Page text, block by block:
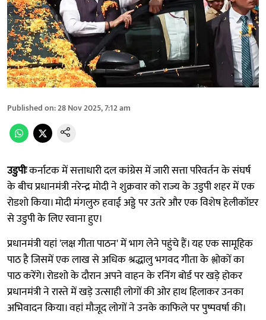
Published on:28 Nov 2025, 7:12 am
उडुपीःकर्नाटक में सत्ताधारी दल कांग्रेस में जारी सत्ता परिवर्तन के संघर्ष
के बीच प्रधानमंत्री नरेन्द्र मोदी ने शुक्रवार को राज्य के उडुपी शहर में एक
रोडशो किया। मोदी मंगलुरु हवाई अड्डे पर उतरे और एक विशेष हेलीकॉप्टर
से उडुपी के लिए रवाना हुए।
प्रधानमंत्री यहां 'लक्ष गीता पाठन' में भाग लेने पहुंचे हैं। यह एक सामूहिक
पाठ है जिसमें एक लाख से अधिक श्रद्धालु भगवद गीता के श्लोकों का
पाठ करेंगे। रोडशो के दौरान अपने वाहन के रनिंग बोर्ड पर खड़े होकर
प्रधानमंत्री ने रास्ते में खड़े उत्साही लोगों की ओर हाथ हिलाकर उनका
अभिवादन किया। वहां मौजूद लोगों ने उनके काफिले पर पुष्पवर्षा की।